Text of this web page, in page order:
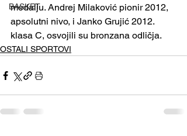
BASKET
medalju. Andrej Milaković pionir 2012,
apsolutni nivo, i Janko Grujić 2012.
klasa C, osvojili su bronzana odličja.
OSTALI SPORTOVI